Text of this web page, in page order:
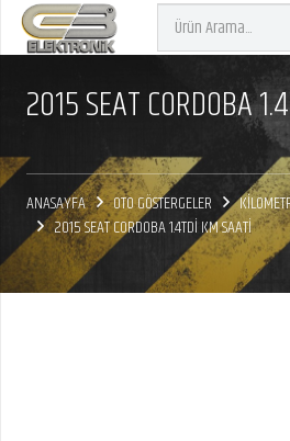
2015 SEAT CORDOBA
ANASAYFA OTO GÖSTERGELER
2015 SEAT CORDOBA 1.4TDİ KM SAATİ